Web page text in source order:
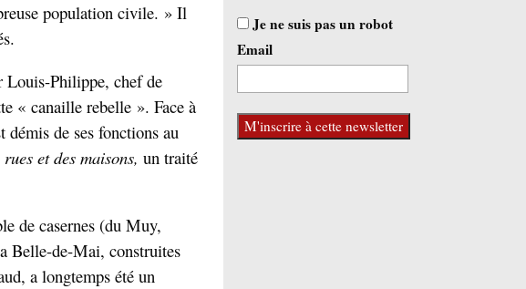
population civile. » Il
Louis-Philippe, chef de
« canaille rebelle ». Face à
démis de ses fonctions au
rues et des maisons, un traité
de casernes (du Muy,
Belle-de-Mai, construites
a longtemps été un
Je ne suis pas un robot
Email